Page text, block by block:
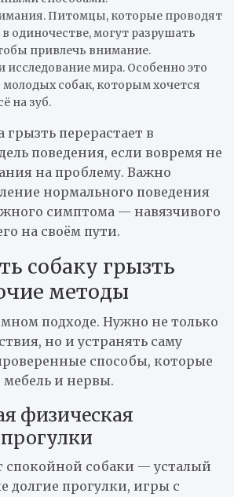
Питомцы, которые проводят
одиночестве, могут разрушать
привлечь внимание.
мира. Особенно это
молодых собак, которым хочется
на зуб.
перерастает в
поведения, если вовремя не
на проблему. Важно
нормального поведения
симптома — навязчивого
на своём пути.
собаку грызть
методы
подходе. Нужно не только
но и устранять саму
способы, которые
мебель и нервы.
физическая
спокойной собаки — усталый
долгие прогулки, игры с